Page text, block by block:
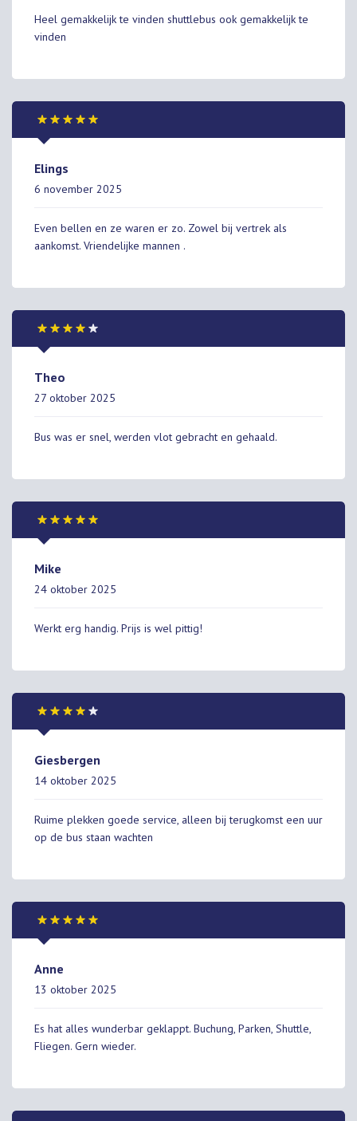
Heel gemakkelijk te vinden shuttlebus ook gemakkelijk te
vinden
Elings
6 november 2025
Even bellen en ze waren er zo. Zowel bij vertrek als
aankomst. Vriendelijke mannen .
Theo
27 oktober 2025
Bus was er snel, werden vlot gebracht en gehaald.
Mike
24 oktober 2025
Werkt erg handig. Prijs is wel pittig!
Giesbergen
14 oktober 2025
Ruime plekken goede service, alleen bij terugkomst een uur
op de bus staan wachten
Anne
13 oktober 2025
Es hat alles wunderbar geklappt. Buchung, Parken, Shuttle,
Fliegen. Gern wieder.